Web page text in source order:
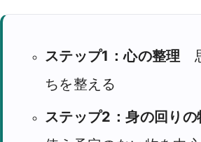
ステップ1：心の整理
ちを整える
ステップ2：身の回りの